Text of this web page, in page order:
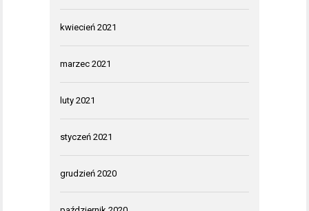
kwiecień 2021
marzec 2021
luty 2021
styczeń 2021
grudzień 2020